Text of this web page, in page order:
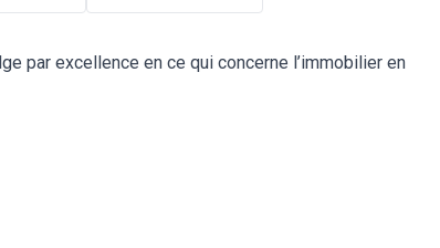
par excellence en ce qui concerne l’immobilier en